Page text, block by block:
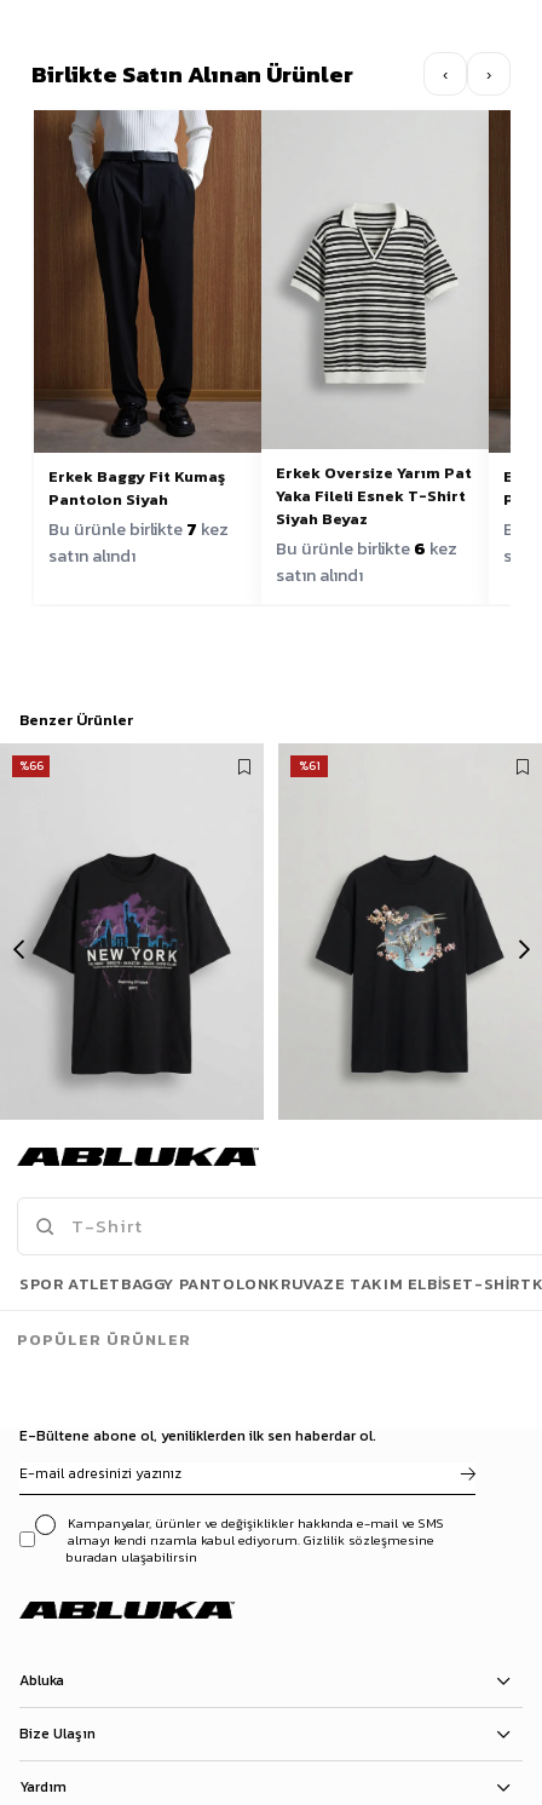
Birlikte Satın Alınan Ürünler ‹ ›
Erkek Baggy Fit Kumaş
Pantolon Siyah
Bu ürünle birlikte7 kez
satın alındı
Erkek Oversize Yarım Pat
Yaka Fileli Esnek T-Shirt
Siyah Beyaz
Bu ürünle birlikte6 kez
satın alındı
Bu
Benzer Ürünler
%66
Erkek New York Baskılı Oversize T-Shirt Siyah
%61
Son Bakılanlar
E-Bültene abone ol, yeniliklerden ilk sen haberdar ol.
Kampanyalar, ürünler ve değişiklikler hakkında e-mail ve SMS
almayı kendi rızamla kabul ediyorum. Gizlilik sözleşmesine
buradan ulaşabilirsin
Abluka
Bize Ulaşın
Yardım
SPOR ATLETBAGGY PANTOLONKRUVAZE TAKIM ELBISET-SHIRT
POPÜLER ÜRÜNLER